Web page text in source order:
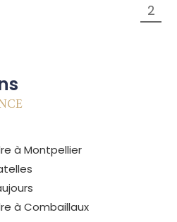
2
à Montpellier
à Combaillaux